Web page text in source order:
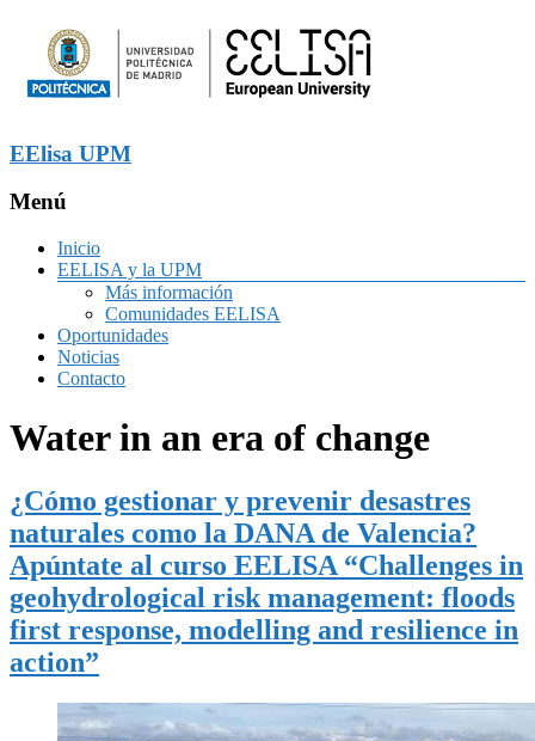
EElisa UPM
Menú
Inicio
EELISA y la UPM
Más información
Comunidades EELISA
Oportunidades
Noticias
Contacto
Water in an era of change
¿Cómo gestionar y prevenir desastres
naturales como la DANA de Valencia?
Apúntate al curso EELISA “Challenges in
geohydrological risk management: floods
first response, modelling and resilience in
action”